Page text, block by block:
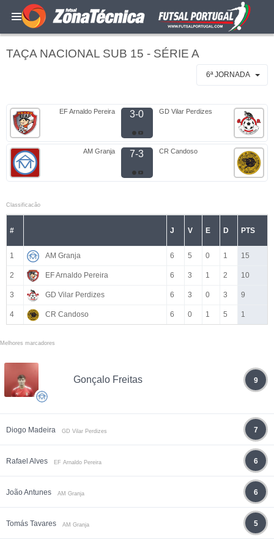
TAÇA NACIONAL SUB 15 - SÉRIE A
6ª JORNADA
EF Arnaldo Pereira 3-0 GD Vilar Perdizes
AM Granja 7-3 CR Candoso
Classificacão
# J V E D PTS
1 AM Granja 6 5 0 1 15
2 EF Arnaldo Pereira 6 3 1 2 10
3 GD Vilar Perdizes 6 3 0 3 9
4 CR Candoso 6 0 1 5 1
Melhores marcadores
Gonçalo Freitas 9
Diogo Madeira GD Vilar Perdizes 7
Rafael Alves EF Arnaldo Pereira 6
João Antunes AM Granja 6
Tomás Tavares AM Granja 5